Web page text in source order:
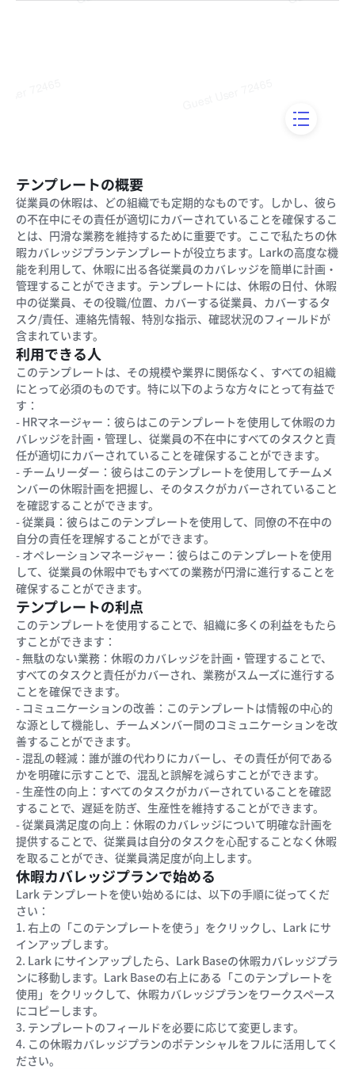
テンプレートの概要
従業員の休暇は、どの組織でも定期的なものです。しかし、彼ら
の不在中にその責任が適切にカバーされていることを確保するこ
とは、円滑な業務を維持するために重要です。ここで私たちの休
暇カバレッジプランテンプレートが役立ちます。Larkの高度な機
能を利用して、休暇に出る各従業員のカバレッジを簡単に計画・
管理することができます。テンプレートには、休暇の日付、休暇
中の従業員、その役職/位置、カバーする従業員、カバーするタ
スク/責任、連絡先情報、特別な指示、確認状況のフィールドが
含まれています。
利用できる人
このテンプレートは、その規模や業界に関係なく、すべての組織
にとって必須のものです。特に以下のような方々にとって有益で
す：
- HRマネージャー：彼らはこのテンプレートを使用して休暇のカ
バレッジを計画・管理し、従業員の不在中にすべてのタスクと責
任が適切にカバーされていることを確保することができます。
- チームリーダー：彼らはこのテンプレートを使用してチームメ
ンバーの休暇計画を把握し、そのタスクがカバーされていること
を確認することができます。
- 従業員：彼らはこのテンプレートを使用して、同僚の不在中の
自分の責任を理解することができます。
- オペレーションマネージャー：彼らはこのテンプレートを使用
して、従業員の休暇中でもすべての業務が円滑に進行することを
確保することができます。
テンプレートの利点
このテンプレートを使用することで、組織に多くの利益をもたら
すことができます：
- 無駄のない業務：休暇のカバレッジを計画・管理することで、
すべてのタスクと責任がカバーされ、業務がスムーズに進行する
ことを確保できます。
- コミュニケーションの改善：このテンプレートは情報の中心的
な源として機能し、チームメンバー間のコミュニケーションを改
善することができます。
- 混乱の軽減：誰が誰の代わりにカバーし、その責任が何である
かを明確に示すことで、混乱と誤解を減らすことができます。
- 生産性の向上：すべてのタスクがカバーされていることを確認
することで、遅延を防ぎ、生産性を維持することができます。
- 従業員満足度の向上：休暇のカバレッジについて明確な計画を
提供することで、従業員は自分のタスクを心配することなく休暇
を取ることができ、従業員満足度が向上します。
休暇カバレッジプランで始める
Lark テンプレートを使い始めるには、以下の手順に従ってくだ
さい：
1. 右上の「このテンプレートを使う」をクリックし、Lark にサ
インアップします。
2. Lark にサインアップしたら、Lark Baseの休暇カバレッジプラ
ンに移動します。Lark Baseの右上にある「このテンプレートを
使用」をクリックして、休暇カバレッジプランをワークスペース
にコピーします。
3. テンプレートのフィールドを必要に応じて変更します。
4. この休暇カバレッジプランのポテンシャルをフルに活用してく
ださい。